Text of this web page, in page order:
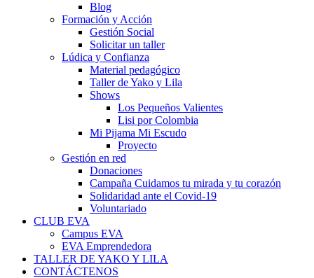
Blog
Formación y Acción
Gestión Social
Solicitar un taller
Lúdica y Confianza
Material pedagógico
Taller de Yako y Lila
Shows
Los Pequeños Valientes
Lisi por Colombia
Mi Pijama Mi Escudo
Proyecto
Gestión en red
Donaciones
Campaña Cuidamos tu mirada y tu corazón
Solidaridad ante el Covid-19
Voluntariado
CLUB EVA
Campus EVA
EVA Emprendedora
TALLER DE YAKO Y LILA
CONTÁCTENOS